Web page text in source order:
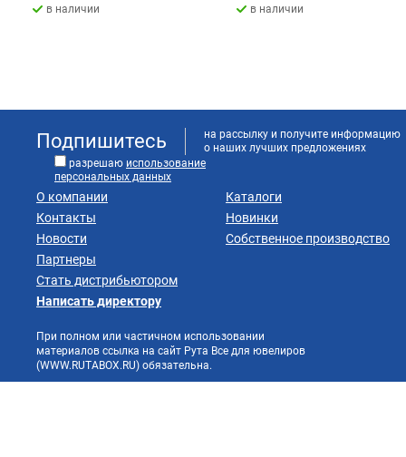
в наличии в наличии
Подпишитесь
на рассылку и получите информацию
о наших лучших предложениях
разрешаю использование
персональных данных
О компании
Контакты
Новости
Партнеры
Стать дистрибьютором
Каталоги
Новинки
Собственное производство
Написать директору
При полном или частичном использовании
материалов ссылка на сайт Рута Все для ювелиров
(WWW.RUTABOX.RU) обязательна.